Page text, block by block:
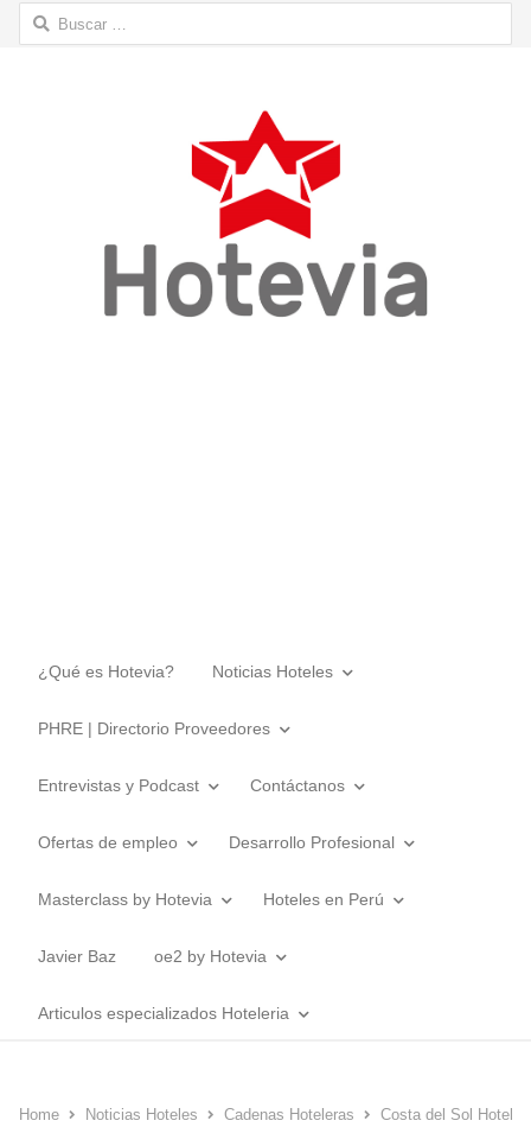
Buscar:
¿Qué es Hotevia? Noticias Hoteles
PHRE | Directorio Proveedores
Entrevistas y Podcast Contáctanos
Ofertas de empleo Desarrollo Profesional
Masterclass by Hotevia Hoteles en Perú
Javier Baz oe2 by Hotevia
Articulos especializados Hoteleria
Home Noticias Hoteles Cadenas Hoteleras Costa del Sol Hoteles